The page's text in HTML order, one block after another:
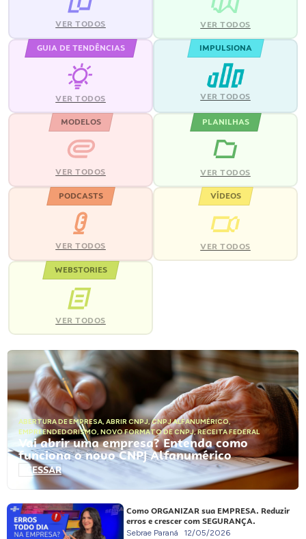
VER TODOS VER TODOS
GUIA DE TENDÊNCIAS
VER TODOS
IMPULSIONA
VER TODOS
MODELOS
VER TODOS
PLANILHAS
VER TODOS
PODCASTS
VER TODOS
VÍDEOS
VER TODOS
WEBSTORIES
VER TODOS
ABERTURA DE EMPRESA, ABRIR CNPJ,CNPJ ALFANUMÉRICO,
EMPREENDEDORISMO, NOVO FORMATO DE CNPJ,RECEITA FEDERAL
Vai abrir uma empresa? Entenda como
funciona o novo CNPJ Alfanumérico
ACESSAR
Como ORGANIZAR sua EMPRESA. Reduzir
erros e crescer com SEGURANÇA.
Sebrae Paraná 12/05/2026